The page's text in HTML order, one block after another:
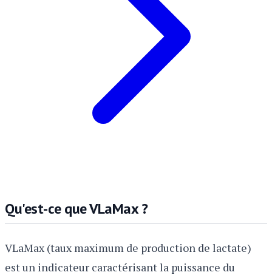
Qu'est-ce que VLaMax ?
VLaMax (taux maximum de production de lactate)
est un indicateur caractérisant la puissance du